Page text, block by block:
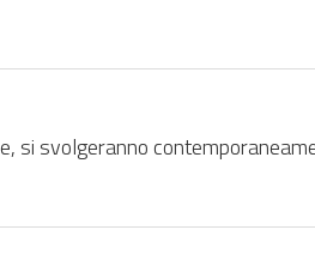
svolgeranno